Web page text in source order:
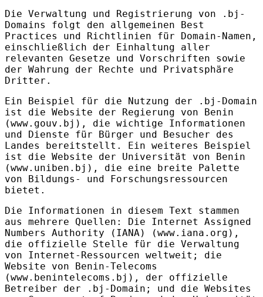
Die Verwaltung und Registrierung von .bj-
Domains folgt den allgemeinen Best
Practices und Richtlinien für Domain-Namen,
einschließlich der Einhaltung aller
relevanten Gesetze und Vorschriften sowie
der Wahrung der Rechte und Privatsphäre
Dritter.
Ein Beispiel für die Nutzung der .bj-Domain
ist die Website der Regierung von Benin
(www.gouv.bj), die wichtige Informationen
und Dienste für Bürger und Besucher des
Landes bereitstellt. Ein weiteres Beispiel
ist die Website der Universität von Benin
(www.uniben.bj), die eine breite Palette
von Bildungs- und Forschungsressourcen
bietet.
Die Informationen in diesem Text stammen
aus mehrere Quellen: Die Internet Assigned
Numbers Authority ( IANA) (www.iana.org),
die offizielle Stelle für die Verwaltung
von Internet-Ressourcen weltweit; die
Website von Benin-Telecoms
(www.benintelecoms.bj), der offizielle
Betreiber der .bj-Domain; und die Websites